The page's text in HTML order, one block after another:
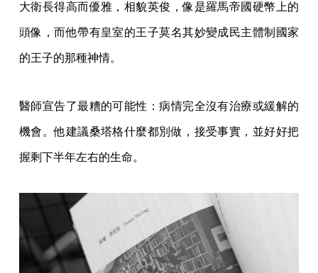
大衛長得高而優雅，相貌英俊，像是羅馬帝國硬幣上的
頭像，而他帶有皇室的王子莫名其妙變成民主體制國家
的王子的那種神情。
醫師宣告了最糟的可能性：病情完全沒有治療或緩解的
機會。他建議桑塔格什麼都別做，接受事實，並好好把
握剩下半年左右的生命。